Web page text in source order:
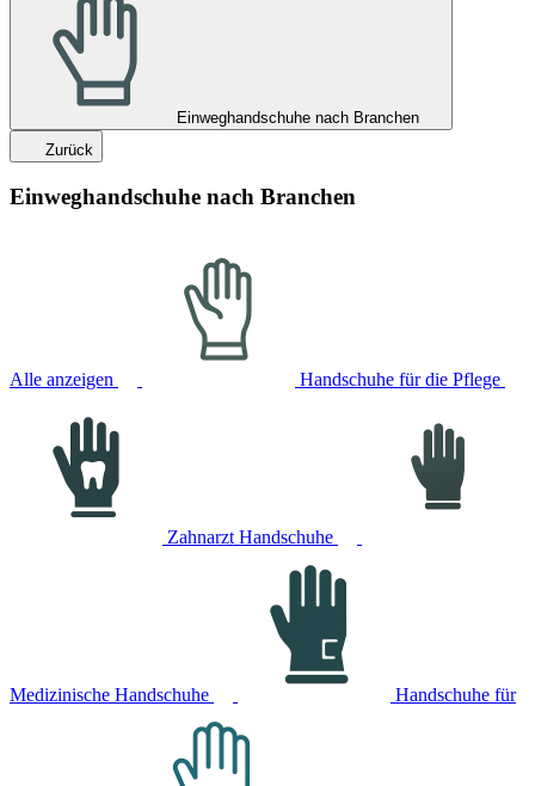
Einweghandschuhe nach Branchen
Zurück
Einweghandschuhe nach Branchen
Alle anzeigen Handschuhe für die Pflege
Zahnarzt Handschuhe
Medizinische Handschuhe Handschuhe für